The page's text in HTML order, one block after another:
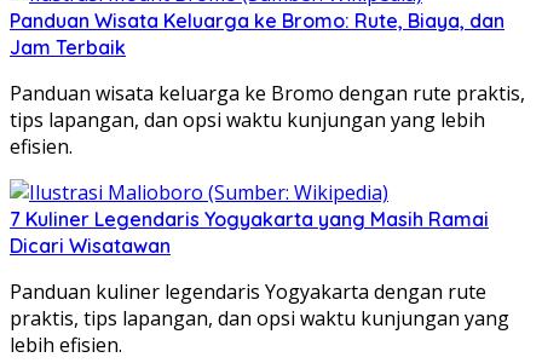
Panduan Wisata Keluarga ke Bromo: Rute, Biaya, dan
Jam Terbaik
Panduan wisata keluarga ke Bromo dengan rute praktis,
tips lapangan, dan opsi waktu kunjungan yang lebih
efisien.
7 Kuliner Legendaris Yogyakarta yang Masih Ramai
Dicari Wisatawan
Panduan kuliner legendaris Yogyakarta dengan rute
praktis, tips lapangan, dan opsi waktu kunjungan yang
lebih efisien.